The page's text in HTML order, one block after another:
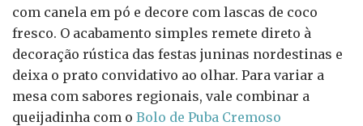
com canela em pó e decore com lascas de coco
fresco. O acabamento simples remete direto à
decoração rústica das festas juninas nordestinas e
deixa o prato convidativo ao olhar. Para variar a
mesa com sabores regionais, vale combinar a
queijadinha com o Bolo de Puba Cremoso